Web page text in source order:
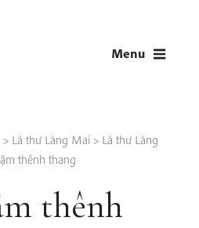
Menu
> Lá thư Làng Mai > Lá thư Làng
thênh thang
thênh